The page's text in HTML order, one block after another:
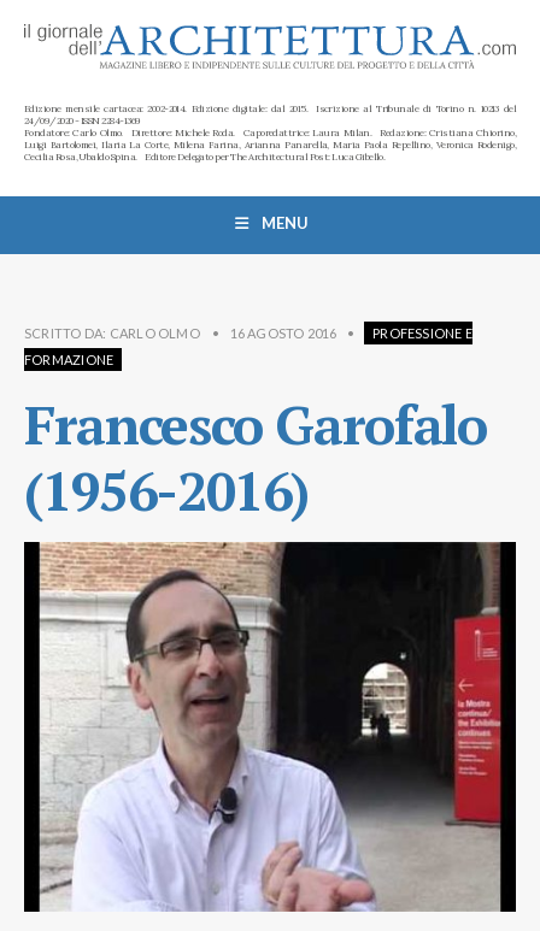
Edizione mensile cartacea: 2002-2014. Edizione digitale: dal 2015. Iscrizione al Tribunale di Torino n. 10213 del
24/09/2020 - ISSN 2284-1369
Fondatore: Carlo Olmo. Direttore: Michele Roda. Caporedattrice: Laura Milan. Redazione: Cristiana Chiorino,
Luigi Bartolomei, Ilaria La Corte, Milena Farina, Arianna Panarella, Maria Paola Repellino, Veronica Rodenigo,
Cecilia Rosa, Ubaldo Spina. Editore Delegato per The Architectural Post: Luca Gibello.
MENU
SCRITTO DA: CARLO OLMO • 16 AGOSTO 2016 •
PROFESSIONE E
FORMAZIONE
Francesco Garofalo
(1956-2016)